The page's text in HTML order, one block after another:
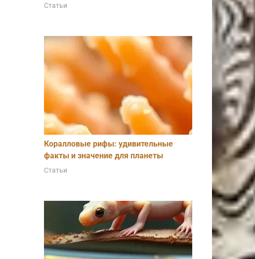
Статьи
Коралловые рифы: удивительные
факты и значение для планеты
Статьи